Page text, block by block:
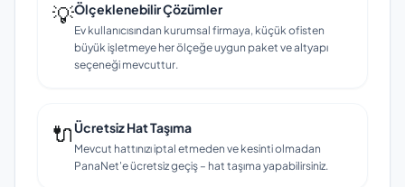
💡Ölçeklenebilir Çözümler
Ev kullanıcısından kurumsal firmaya, küçük ofisten
büyük işletmeye her ölçeğe uygun paket ve altyapı
seçeneği mevcuttur.
🔌Ücretsiz Hat Taşıma
Mevcut hattınızı iptal etmeden ve kesinti olmadan
PanaNet'e ücretsiz geçiş – hat taşıma yapabilirsiniz.